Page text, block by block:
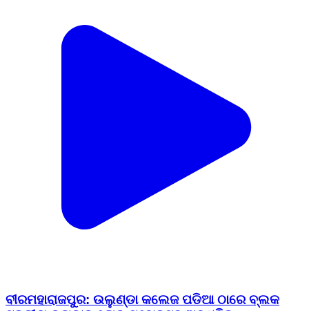
ବୀରମହାରାଜପୁର: ଉଲୁଣ୍ଡା କଲେଜ ପଡିଆ ଠାରେ ବ୍ଲକ